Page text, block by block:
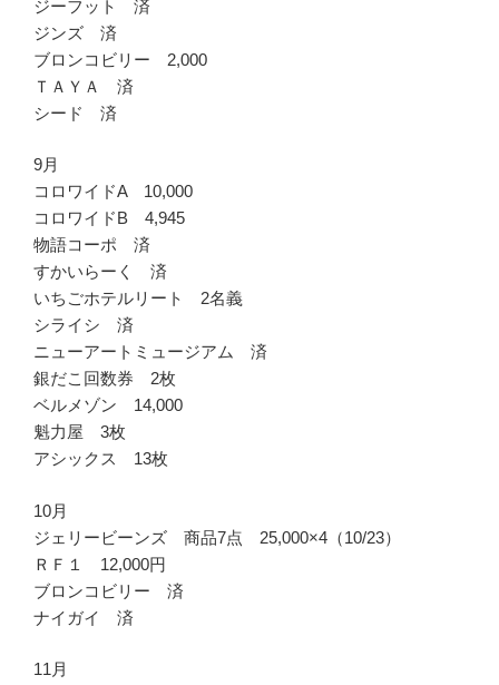
ジーフット 済
ジンズ 済
ブロンコビリー 2,000
ＴＡＹＡ 済
シード 済
9月
コロワイドA 10,000
コロワイドB 4,945
物語コーポ 済
すかいらーく 済
いちごホテルリート 2名義
シライシ 済
ニューアートミュージアム 済
銀だこ回数券 2枚
ベルメゾン 14,000
魁力屋 3枚
アシックス 13枚
10月
ジェリービーンズ 商品7点 25,000×4（10/23）
ＲＦ１ 12,000円
ブロンコビリー 済
ナイガイ 済
11月